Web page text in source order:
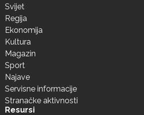
Svijet
Regija
Ekonomija
Kultura
Magazin
Sport
Najave
Servisne informacije
Stranačke aktivnosti
Resursi